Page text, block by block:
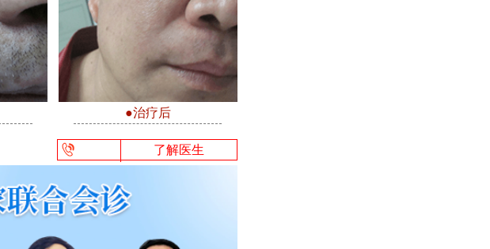
●治疗后
了解医生